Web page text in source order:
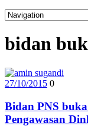
bidan
27/10/2015 0
Bidan PNS
Pengawasan